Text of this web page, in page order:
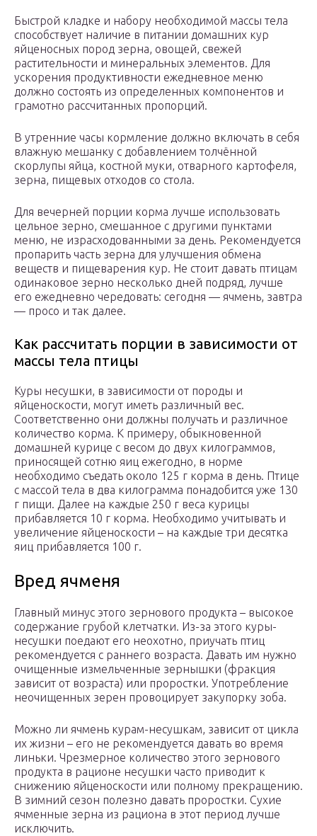
Быстрой кладке и набору необходимой массы тела
способствует наличие в питании домашних кур
яйценосных пород зерна, овощей, свежей
растительности и минеральных элементов. Для
ускорения продуктивности ежедневное меню
должно состоять из определенных компонентов и
грамотно рассчитанных пропорций.
В утренние часы кормление должно включать в себя
влажную мешанку с добавлением толчённой
скорлупы яйца, костной муки, отварного картофеля,
зерна, пищевых отходов со стола.
Для вечерней порции корма лучше использовать
цельное зерно, смешанное с другими пунктами
меню, не израсходованными за день. Рекомендуется
пропарить часть зерна для улучшения обмена
веществ и пищеварения кур. Не стоит давать птицам
одинаковое зерно несколько дней подряд, лучше
его ежедневно чередовать: сегодня — ячмень, завтра
— просо и так далее.
Как рассчитать порции в зависимости от
массы тела птицы
Куры несушки, в зависимости от породы и
яйценоскости, могут иметь различный вес.
Соответственно они должны получать и различное
количество корма. К примеру, обыкновенной
домашней курице с весом до двух килограммов,
приносящей сотню яиц ежегодно, в норме
необходимо съедать около 125 г корма в день. Птице
с массой тела в два килограмма понадобится уже 130
г пищи. Далее на каждые 250 г веса курицы
прибавляется 10 г корма. Необходимо учитывать и
увеличение яйценоскости – на каждые три десятка
яиц прибавляется 100 г.
Вред ячменя
Главный минус этого зернового продукта – высокое
содержание грубой клетчатки. Из-за этого куры-
несушки поедают его неохотно, приучать птиц
рекомендуется с раннего возраста. Давать им нужно
очищенные измельченные зернышки (фракция
зависит от возраста) или проростки. Употребление
неочищенных зерен провоцирует закупорку зоба.
Можно ли ячмень курам-несушкам, зависит от цикла
их жизни – его не рекомендуется давать во время
линьки. Чрезмерное количество этого зернового
продукта в рационе несушки часто приводит к
снижению яйценоскости или полному прекращению.
В зимний сезон полезно давать проростки. Сухие
ячменные зерна из рациона в этот период лучше
исключить.